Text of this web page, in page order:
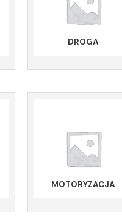
DROGA
MOTORYZACJA